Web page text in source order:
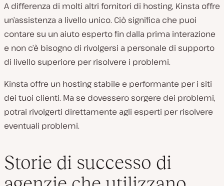
A differenza di molti altri fornitori di hosting, Kinsta offre
un’assistenza a livello unico. Ciò significa che puoi
contare su un aiuto esperto fin dalla prima interazione
e non c’è bisogno di rivolgersi a personale di supporto
di livello superiore per risolvere i problemi.
Kinsta offre un hosting stabile e performante per i siti
dei tuoi clienti. Ma se dovessero sorgere dei problemi,
potrai rivolgerti direttamente agli esperti per risolvere
eventuali problemi.
Storie di successo di